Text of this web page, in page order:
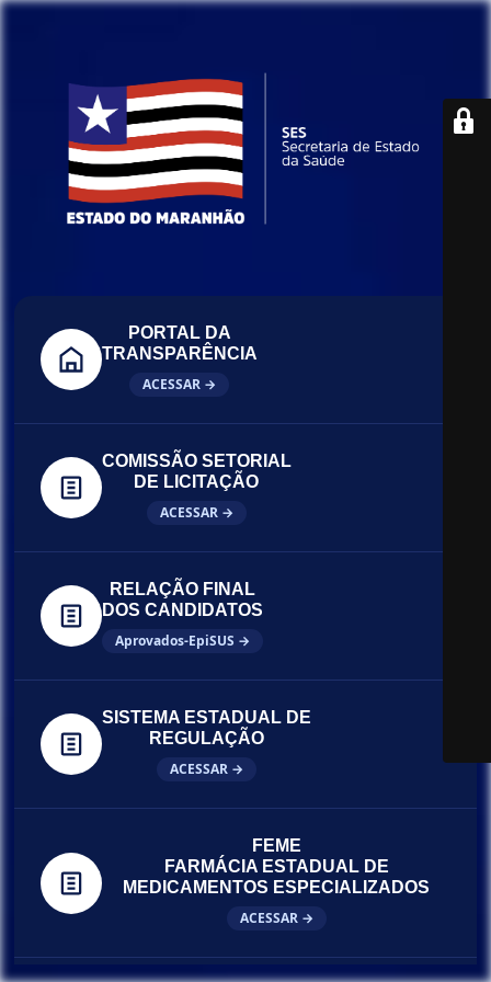
PORTAL DA
TRANSPARÊNCIA
ACESSAR →
COMISSÃO SETORIAL
DE LICITAÇÃO
ACESSAR →
RELAÇÃO FINAL
DOS CANDIDATOS
Aprovados-EpiSUS →
SISTEMA ESTADUAL DE
REGULAÇÃO
ACESSAR →
FEME
FARMÁCIA ESTADUAL DE
MEDICAMENTOS ESPECIALIZADOS
ACESSAR →